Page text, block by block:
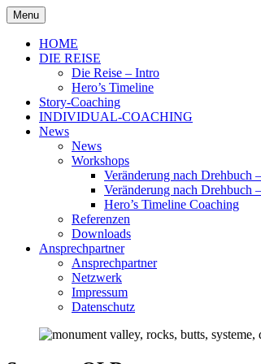
Skip
to
content
Hero's Timeline
Menu
HOME
DIE REISE
Die Reise – Intro
Hero’s Timeline
Story-Coaching
INDIVIDUAL-COACHING
News
News
Workshops
Veränderung nach Drehbuch
Veränderung nach Drehbuch
Hero’s Timeline Coaching
Referenzen
Downloads
Ansprechpartner
Ansprechpartner
Netzwerk
Impressum
Datenschutz